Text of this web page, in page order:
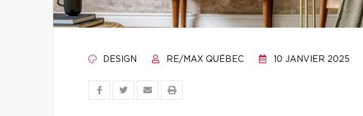
DESIGN RE/MAX QUÉBEC 10 JANVIER 2025